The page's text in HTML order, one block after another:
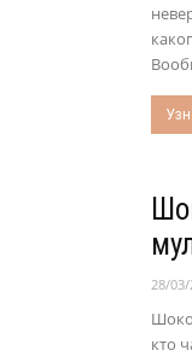
28/03/
кто